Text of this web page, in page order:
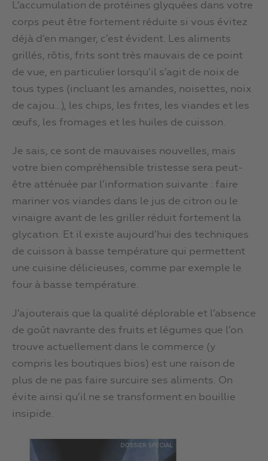
L’accumulation de protéines glyquées dans votre
corps peut être fortement réduite si vous évitez
déjà d’en manger, c’est évident. Les aliments
grillés, rôtis, frits sont très mauvais de ce point
de vue, en particulier lorsqu’il s’agit de noix de
tous types (incluant les amandes, noisettes, noix
de cajou…), les chips, les frites, les viandes et les
œufs, les fromages et les huiles de cuisson.
Je sais, ce sont de mauvaises nouvelles, mais
votre bien compréhensible tristesse sera peut-
être atténuée par l’information suivante : faire
mariner vos viandes dans le jus de citron ou le
vinaigre avant de les griller réduit fortement la
glycation. Et il existe aujourd’hui des techniques
de cuisson à basse température qui permettent
une cuisine délicieuses, comme par exemple le
four à basse température.
J’ajouterais que la qualité déplorable et l’absence
de goût navrante des fruits et légumes que l’on
trouve actuellement dans le commerce (y
compris les boutiques bios) est une raison de
plus de ne pas faire surcuire ses aliments. On
évite ainsi qu’il ne se transforment en bouillie
insipide.